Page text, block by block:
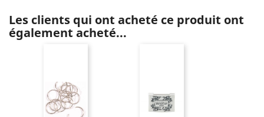
Les clients qui ont acheté ce produit ont
également acheté...